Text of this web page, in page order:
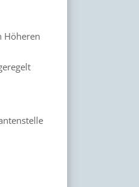
Höheren